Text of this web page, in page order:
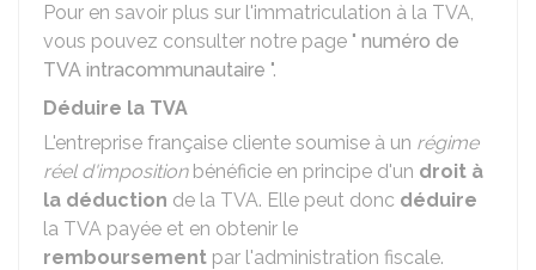
Pour en savoir plus sur l'immatriculation à la TVA,
vous pouvez consulter notre page " numéro de
TVA intracommunautaire ".
Déduire la TVA
L'entreprise française cliente soumise à un régime
réel d'impositionbénéficie en principe d'un droit à
la déduction de la TVA. Elle peut donc déduire
la TVA payée et en obtenir le
remboursement par l'administration fiscale.